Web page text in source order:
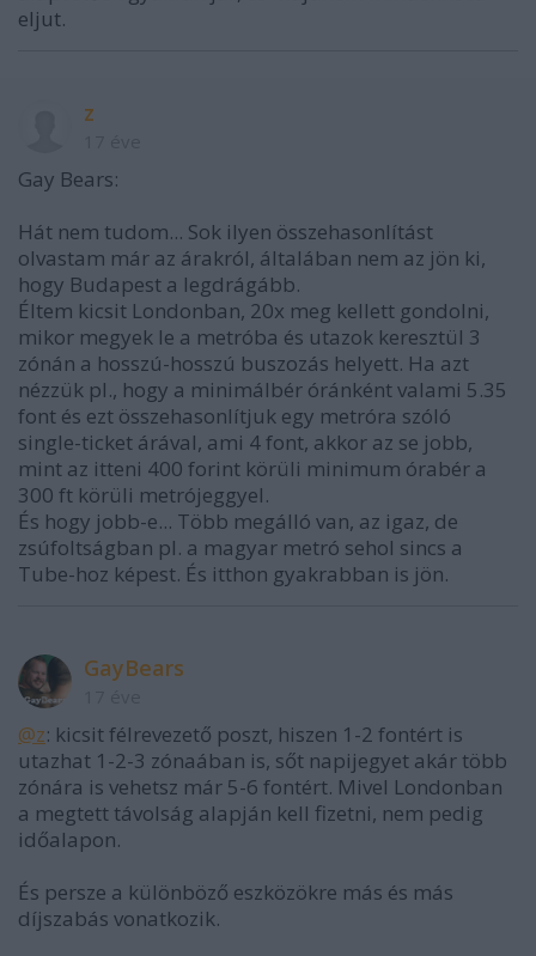
eljut.
z
Gay Bears:
Hát nem tudom... Sok ilyen összehasonlítást
olvastam már az árakról, általában nem az jön ki,
hogy Budapest a legdrágább.
Éltem kicsit Londonban, 20x meg kellett gondolni,
mikor megyek le a metróba és utazok keresztül 3
zónán a hosszú-hosszú buszozás helyett. Ha azt
nézzük pl., hogy a minimálbér óránként valami 5.35
font és ezt összehasonlítjuk egy metróra szóló
single-ticket árával, ami 4 font, akkor az se jobb,
mint az itteni 400 forint körüli minimum órabér a
300 ft körüli metrójeggyel.
És hogy jobb-e... Több megálló van, az igaz, de
zsúfoltságban pl. a magyar metró sehol sincs a
Tube-hoz képest. És itthon gyakrabban is jön.
GayBears
@z: kicsit félrevezető poszt, hiszen 1-2 fontért is
utazhat 1-2-3 zónaában is, sőt napijegyet akár több
zónára is vehetsz már 5-6 fontért. Mivel Londonban
a megtett távolság alapján kell fizetni, nem pedig
időalapon.
És persze a különböző eszközökre más és más
díjszabás vonatkozik.